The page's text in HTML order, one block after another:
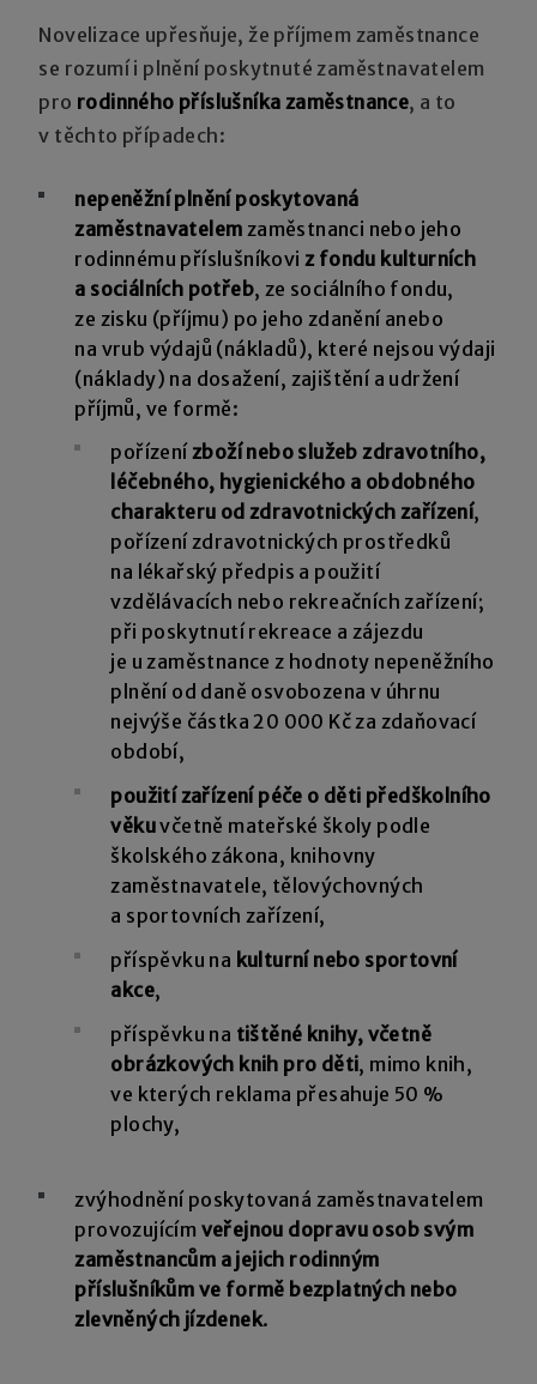
Novelizace upřesňuje, že příjmem zaměstnance
se rozumí i plnění poskytnuté zaměstnavatelem
pro rodinného příslušníka zaměstnance, a to
v těchto případech:
nepeněžní plnění poskytovaná
zaměstnavatelem zaměstnanci nebo jeho
rodinnému příslušníkoviz fondu kulturních
a sociálních potřeb, ze sociálního fondu,
ze zisku (příjmu) po jeho zdanění anebo
na vrub výdajů (nákladů), které nejsou výdaji
(náklady) na dosažení, zajištění a udržení
příjmů, ve formě:
pořízení zboží nebo služeb zdravotního,
léčebného, hygienického a obdobného
charakteru od zdravotnických zařízení,
pořízení zdravotnických prostředků
na lékařský předpis a použití
vzdělávacích nebo rekreačních zařízení;
při poskytnutí rekreace a zájezdu
je u zaměstnance z hodnoty nepeněžního
plnění od daně osvobozena v úhrnu
nejvýše částka 20 000 Kč za zdaňovací
období,
použití zařízení péče o děti předškolního
věkuvčetně mateřské školy podle
školského zákona, knihovny
zaměstnavatele, tělovýchovných
a sportovních zařízení,
příspěvku na kulturní nebo sportovní
akce,
příspěvku na tištěné knihy, včetně
obrázkových knih pro děti, mimo knih,
ve kterých reklama přesahuje 50 %
plochy,
zvýhodnění poskytovaná zaměstnavatelem
provozujícím veřejnou dopravu osob svým
zaměstnancům a jejich rodinným
příslušníkům ve formě bezplatných nebo
zlevněných jízdenek.